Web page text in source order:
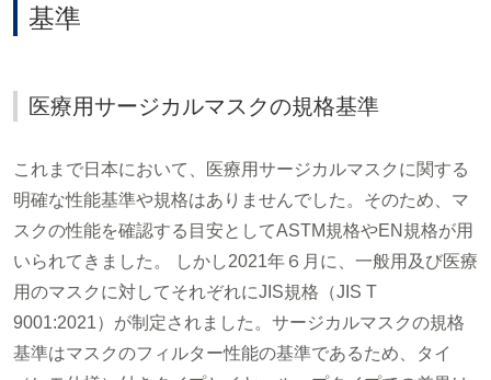
基準
医療用サージカルマスクの規格基準
これまで日本において、医療用サージカルマスクに関する
明確な性能基準や規格はありませんでした。そのため、マ
スクの性能を確認する目安としてASTM規格やEN規格が用
いられてきました。 しかし2021年６月に、一般用及び医療
用のマスクに対してそれぞれにJIS規格（JIS T
9001:2021）が制定されました。サージカルマスクの規格
基準はマスクのフィルター性能の基準であるため、タイ